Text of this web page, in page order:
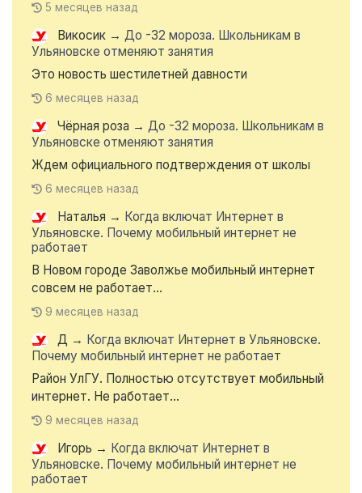
5 месяцев назад
Викосик → До -32 мороза. Школьникам в
Ульяновске отменяют занятия
Это новость шестилетней давности
6 месяцев назад
Чёрная роза → До -32 мороза. Школьникам в
Ульяновске отменяют занятия
Ждем официального подтверждения от школы
6 месяцев назад
Наталья → Когда включат Интернет в
Ульяновске. Почему мобильный интернет не
работает
В Новом городе Заволжье мобильный интернет
совсем не работает...
9 месяцев назад
Д → Когда включат Интернет в Ульяновске.
Почему мобильный интернет не работает
Район УлГУ. Полностью отсутствует мобильный
интернет. Не работает...
9 месяцев назад
Игорь → Когда включат Интернет в
Ульяновске. Почему мобильный интернет не
работает